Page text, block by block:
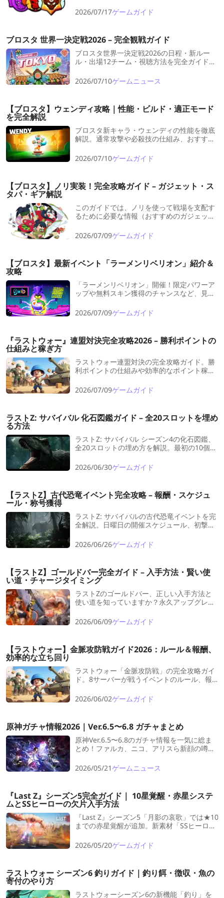
成、立ち回りを紹介。マップごとの攻略ポイ
ントやBuffies（バフィーズ）の活用方法も解
2026/07/17ゲームガイド
ブロスタ 世界一決定戦2026 – 完全観戦ガイド
ブロスタ世界一決定戦2026の日程・新ルー
ル・出場12チーム・視聴方法を完全ガイド。
ックすべきポイントを全て網羅。
2026/07/10ゲームニュース
【ブロスタ】ウェンディ攻略｜性能・ビルド・適正モード
を完全解説
ブロスタ新キャラ・ウェンディの性能を徹底
解説。通常攻撃や必殺技の仕組み、おすすめ
味方を守り抜く最強サポートの使い方をマス
ターしよう。
2026/07/10ゲームガイド
【ブロスタ】ノリ実装！完全攻略ガイド – ガジェット・ス
タパ・ギア解説
このガイドでは、ノリを使って戦場を支配す
るために必要な情報（おすすめのガジェッ
ド、そして上級者向けのプレイのコツ）を徹
底解説します。
2026/07/09ゲームガイド
【ブロスタ】最新イベント「ラーメンリベリオン」紹介＆
攻略
「ラーメンリベリオン」開催！限定パワーア
ップや無料スキン獲得のチャンスなど、見逃
2026/07/09ゲームガイド
『ラストウォー』連盟対決完全攻略2026 – 勝利ポイントの
仕組みと稼ぎ方
ラストウォー連盟対決の完全攻略ガイド。勝
利ポイントの仕組みや効率的なポイント稼ぎ
まで徹底解説。個人報酬を最大化するコツも
紹介。
2026/07/09ゲームガイド
ラストZ: サバイバル 化石図鑑ガイド – 全20スロットを埋め
る方法
ラストZ: サバイバル シーズン4の化石図鑑、
全20スロットの埋め方を解説。最初の10個は
須）、残り10個は週末の動物協会商店から入
手。
2026/06/30ゲームガイド
【ラストZ】古代恐竜イベント完全攻略 – 報酬・スケジュ
ール・称号獲得
ラストZ: サバイバルの古代恐竜イベントを完
全解説。日曜日の開催スケジュール、初撃破
ョンブックのマイルストーン、動物協会商店
での卵の使い方までカバー。
2026/06/26ゲームガイド
【ラストZ】ゴールドバー完全ガイド – 入手方法・賢い使
い道・チャージタイミング
ラストZのゴールドバー、正しい入手方法と
使い道を知っていますか？永久アップグレー
タイミングまで徹底解説。
2026/06/09ゲームガイド
【ラストウォー】金脈攻防戦ガイド2026：ルール＆報酬、
効率的な立ち回り
ラストウォー「金脈攻防戦」の完全攻略ガイ
ド。8サーバーが戦うイベントのルール、報
策まで解説。勝敗に関わらず豪華報酬を獲得
するコツを紹介。
2026/06/02ゲームガイド
原神ガチャ情報2026｜Ver.6.5〜6.8 ガチャまとめ
原神Ver.6.5〜6.8のガチャ情報を一気に総ま
とめ！ファルカ、ニコ、アリスら新顔の噂か
の編成トレンド、復刻候補まで分かりやすく
整理。原石プランを崩さず“神ガチャ連打”に
2026/05/21ゲームニュース
『Last Z』シーズン5完全ガイド｜ 10星覚醒・赤星システ
ムとSSヒーローの欠片入手方法
『Last Z』シーズン5「月影の哀歌」では★10
までの赤星覚醒が追加。新素材「SSヒーロー
無課金・微課金向け育成優先度を徹底解説。
初心者から攻略勢まで役立つ完全ガイド。
2026/05/20ゲームガイド
ラストウォー シーズン6 釣りガイド｜釣り餌・徴収・魚の
寄付のやり方
ラストウォーシーズン6の新機能「釣り」を